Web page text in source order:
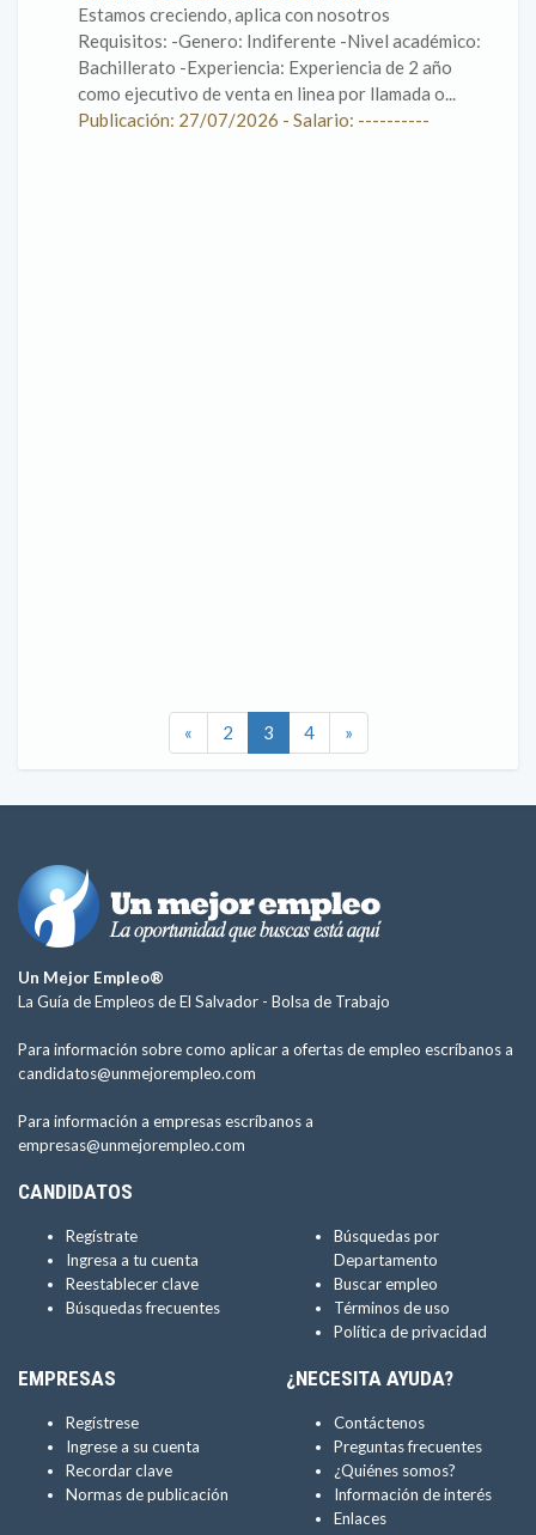
Estamos creciendo, aplica con nosotros
Requisitos: -Genero: Indiferente -Nivel académico:
Bachillerato -Experiencia: Experiencia de 2 año
como ejecutivo de venta en linea por llamada o...
Publicación: 27/07/2026 - Salario: ----------
« 2 3 4 »
Un Mejor Empleo®
La Guía de Empleos de El Salvador - Bolsa de Trabajo
Para información sobre como aplicar a ofertas de empleo escríbanos a
candidatos@unmejorempleo.com
Para información a empresas escríbanos a
empresas@unmejorempleo.com
CANDIDATOS
Regístrate
Ingresa a tu cuenta
Reestablecer clave
Búsquedas frecuentes
Búsquedas por
Departamento
Buscar empleo
Términos de uso
Política de privacidad
EMPRESAS
Regístrese
Ingrese a su cuenta
Recordar clave
Normas de publicación
¿NECESITA AYUDA?
Contáctenos
Preguntas frecuentes
¿Quiénes somos?
Información de interés
Enlaces